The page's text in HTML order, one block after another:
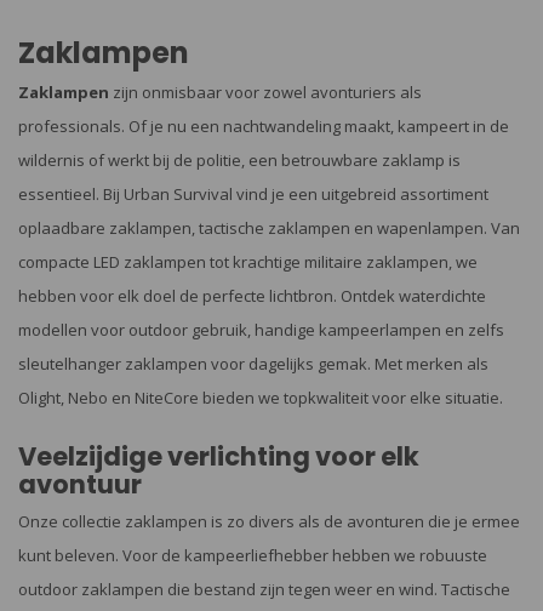
Zaklampen
Zaklampen zijn onmisbaar voor zowel avonturiers als
professionals. Of je nu een nachtwandeling maakt, kampeert in de
wildernis of werkt bij de politie, een betrouwbare zaklamp is
essentieel. Bij Urban Survival vind je een uitgebreid assortiment
oplaadbare zaklampen, tactische zaklampen en wapenlampen. Van
compacte LED zaklampen tot krachtige militaire zaklampen, we
hebben voor elk doel de perfecte lichtbron. Ontdek waterdichte
modellen voor outdoor gebruik, handige kampeerlampen en zelfs
sleutelhanger zaklampen voor dagelijks gemak. Met merken als
Olight, Nebo en NiteCore bieden we topkwaliteit voor elke situatie.
Veelzijdige verlichting voor elk
avontuur
Onze collectie zaklampen is zo divers als de avonturen die je ermee
kunt beleven. Voor de kampeerliefhebber hebben we robuuste
outdoor zaklampen die bestand zijn tegen weer en wind. Tactische